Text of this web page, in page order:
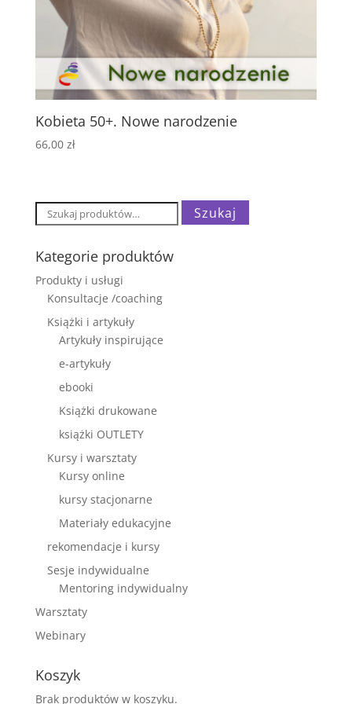
Kobieta 50+. Nowe narodzenie
66,00 zł
Szukaj: Szukaj
Kategorie produktów
Produkty i usługi
Konsultacje /coaching
Książki i artykuły
Artykuły inspirujące
e-artykuły
ebooki
Książki drukowane
książki OUTLETY
Kursy i warsztaty
Kursy online
kursy stacjonarne
Materiały edukacyjne
rekomendacje i kursy
Sesje indywidualne
Mentoring indywidualny
Warsztaty
Webinary
Koszyk
Brak produktów w koszyku.